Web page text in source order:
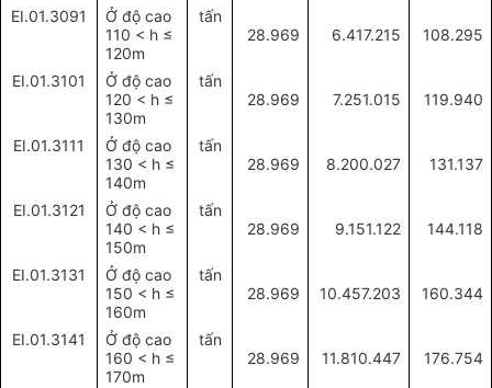
EI.01.3091
Ở độ cao
110 < h ≤
120m
tấn
28.969
6.417.215 108.295
EI.01.3101
Ở độ cao
120 < h ≤
130m
tấn
28.969
7.251.015 119.940
EI.01.3111
Ở độ cao
130 < h ≤
140m
tấn
28.969
8.200.027 131.137
EI.01.3121
Ở độ cao
140 < h ≤
150m
tấn
28.969
9.151.122 144.118
EI.01.3131
Ở độ cao
150 < h ≤
160m
tấn
28.969
10.457.203 160.344
EI.01.3141
Ở độ cao
160 < h ≤
170m
tấn
28.969
11.810.447 176.754